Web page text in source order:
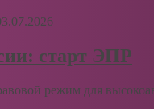
старт ЭПР
режим для